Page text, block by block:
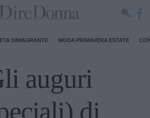
DIMAGRANTE MODA PRIMAVERA ESTATE
auguri
di